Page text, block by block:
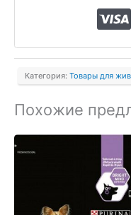
Hill's
Diet
Feline
для
струвит.уролитов,
Категория: Товары для
Похожие